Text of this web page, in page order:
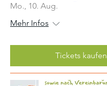
Mo., 10. Aug.
Mehr Infos
Tickets kaufen